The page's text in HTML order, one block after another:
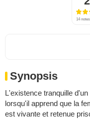
14
Synopsis
L'existence tranquille
lorsqu'il apprend que la
est vivante et retenue